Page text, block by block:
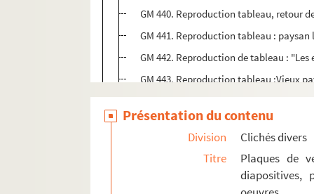
GM 440. Reproduction tableau, retour
GM 441. Reproduction tableau :
GM 442. Reproduction de tableau :
GM 443. Reproduction tableau :Vieux
GM 444. Reproduction tableau :
GM 445. Reproduction tableau :
GM 446. Reproduction tableau :
GM 447. Reproduction tableau :
GM 448. Reproduction tableau : Vieil
Présentation du contenu
Division
Clichés divers
Titre
Plaques de
diapositives,